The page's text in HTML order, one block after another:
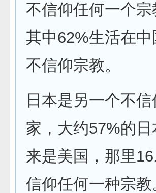
不信仰任何一个
其中62%生活在
不信仰宗教。
日本是另一个不
家，大约57%的
来是美国，那里
信仰任何一种宗教